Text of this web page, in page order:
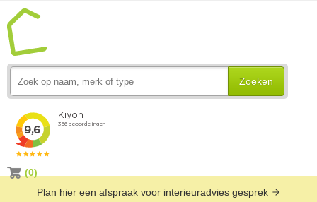
Zoeken
(0)
Plan hier een afspraak voor interieuradvies gesprek